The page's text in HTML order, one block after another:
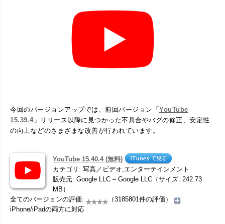
今回のバージョンアップでは、前回バージョン「YouTube
15.39.4」リリース以降に見つかった不具合やバグの修正、安定性
の向上などのさまざまな改善が行われています。
YouTube 15.40.4 (無料)
カテゴリ: 写真／ビデオ,エンターテインメント
販売元: Google LLC – Google LLC（サイズ: 242.73
MB）
全てのバージョンの評価:
（3185801件の評価）
iPhone/iPadの両方に対応